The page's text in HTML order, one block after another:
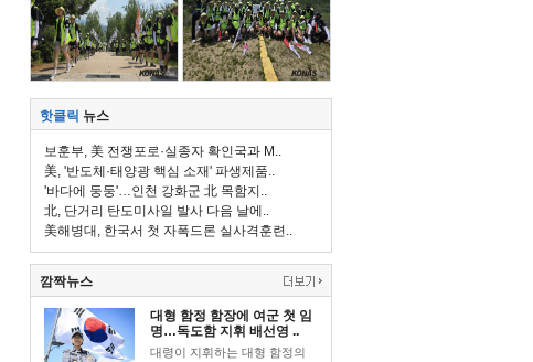
핫클릭 뉴스
보훈부, 美 전쟁포로·실종자 확인국과 M..
美, '반도체·태양광 핵심 소재' 파생제품..
'바다에 둥둥'…인천 강화군 北 목함지..
北, 단거리 탄도미사일 발사 다음 날에..
美해병대, 한국서 첫 자폭드론 실사격훈련..
깜짝뉴스
대형 함정 함장에 여군 첫 임
명…독도함 지휘 배선영 ..
대령이 지휘하는 대형 함정의